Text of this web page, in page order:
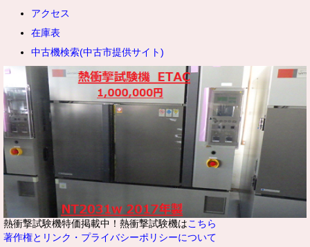
欠かせません。
製薬・化学・工業分野においては、医薬品の治験薬や原薬の保管、試薬
の管理、さらには材料の耐寒テストや品質管理試験などに幅広く活用さ
れています。
アクセス
在庫表
中古機検索(中古市提供サイト)
熱衝撃試験機特価掲載中！熱衝撃試験機はこちら
著作権とリンク・プライバシーポリシーについて